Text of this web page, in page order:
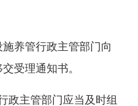
施养管行政主管部门向
受理通知书。
政主管部门应当及时组